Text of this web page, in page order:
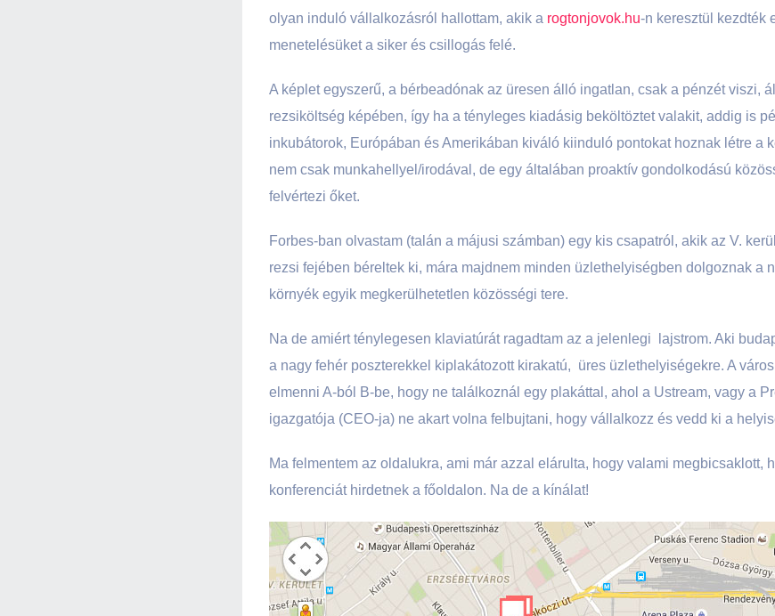
olyan induló vállalkozásról hallottam, akik a rogtonjovok.hu-n keresztül kezdték
menetelésüket a siker és csillogás felé.
A képlet egyszerű, a bérbeadónak az üresen álló ingatlan, csak a pénzét viszi,
rezsiköltség képében, így ha a tényleges kiadásig beköltöztet valakit, addig is
inkubátorok, Európában és Amerikában kiváló kiinduló pontokat hoznak létre a
nem csak munkahellyel/irodával, de egy általában proaktív gondolkodású
felvértezi őket.
Forbes-ban olvastam (talán a májusi számban) egy kis csapatról, akik az V.
rezsi fejében béreltek ki, mára majdnem minden üzlethelyiségben dolgoznak a
környék egyik megkerülhetetlen közösségi tere.
Na de amiért ténylegesen klaviatúrát ragadtam az a jelenlegi lajstrom. Aki
a nagy fehér poszterekkel kiplakátozott kirakatú, üres üzlethelyiségekre. A
elmenni A-ból B-be, hogy ne találkoznál egy plakáttal, ahol a Ustream, vagy a
igazgatója (CEO-ja) ne akart volna felbujtani, hogy vállalkozz és vedd ki a
Ma felmentem az oldalukra, ami már azzal elárulta, hogy valami megbicsaklott,
konferenciát hirdetnek a főoldalon. Na de a kínálat!